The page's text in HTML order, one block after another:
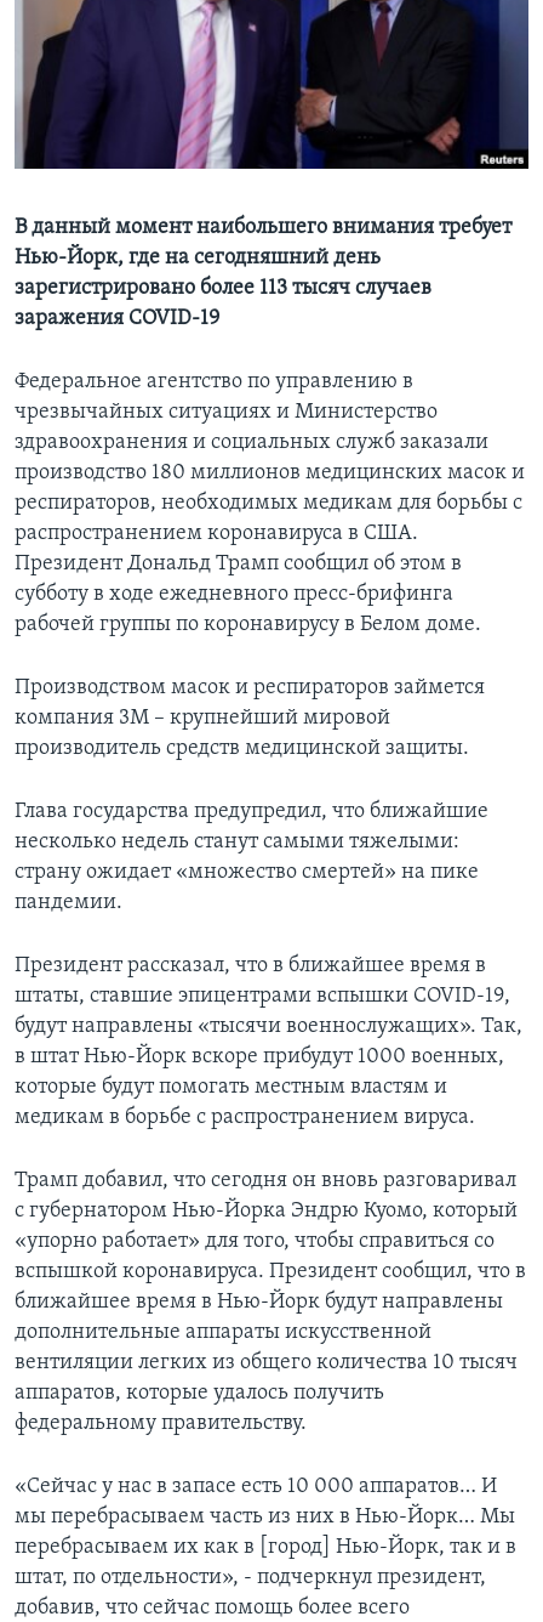
Learning English
СОЦИАЛЬНЫЕ СЕТИ
Языки
В данный момент наибольшего внимания требует
Нью-Йорк, где на сегодняшний день
зарегистрировано более 113 тысяч случаев
заражения COVID-19
Федеральное агентство по управлению в
чрезвычайных ситуациях и Министерство
здравоохранения и социальных служб заказали
производство 180 миллионов медицинских масок и
респираторов, необходимых медикам для борьбы с
распространением коронавируса в США.
Президент Дональд Трамп сообщил об этом в
субботу в ходе ежедневного пресс-брифинга
рабочей группы по коронавирусу в Белом доме.
Производством масок и респираторов займется
компания 3М – крупнейший мировой
производитель средств медицинской защиты.
Глава государства предупредил, что ближайшие
несколько недель станут самыми тяжелыми:
страну ожидает «множество смертей» на пике
пандемии.
Президент рассказал, что в ближайшее время в
штаты, ставшие эпицентрами вспышки COVID-19,
будут направлены «тысячи военнослужащих». Так,
в штат Нью-Йорк вскоре прибудут 1000 военных,
которые будут помогать местным властям и
медикам в борьбе с распространением вируса.
Трамп добавил, что сегодня он вновь разговаривал
с губернатором Нью-Йорка Эндрю Куомо, который
«упорно работает» для того, чтобы справиться со
вспышкой коронавируса. Президент сообщил, что в
ближайшее время в Нью-Йорк будут направлены
дополнительные аппараты искусственной
вентиляции легких из общего количества 10 тысяч
аппаратов, которые удалось получить
федеральному правительству.
«Сейчас у нас в запасе есть 10 000 аппаратов… И
мы перебрасываем часть из них в Нью-Йорк… Мы
перебрасываем их как в [город] Нью-Йорк, так и в
штат, по отдельности», - подчеркнул президент,
добавив, что сейчас помощь более всего